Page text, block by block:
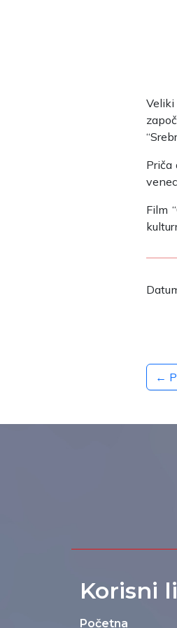
Veliki
Priča
Film
←
Korisni
Početna